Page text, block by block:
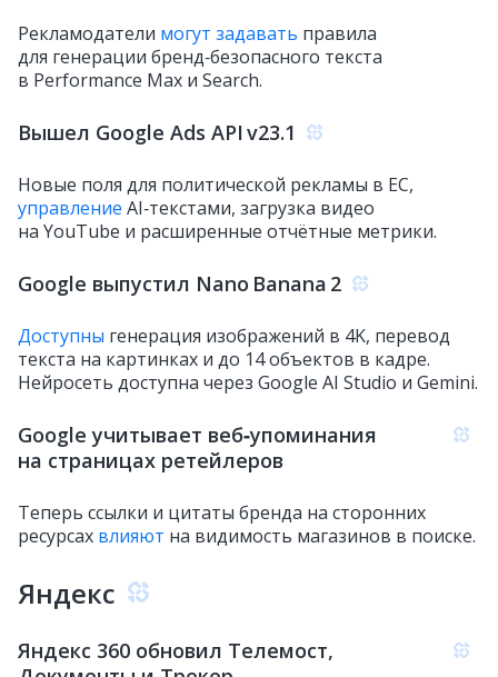
Рекламодатели могут задавать правила
для генерации бренд‑безопасного текста
в Performance Max и Search.
Вышел Google Ads API v23.1
Новые поля для политической рекламы в ЕС,
управление AI‑текстами, загрузка видео
на YouTube и расширенные отчётные метрики.
Google выпустил Nano Banana 2
Доступны генерация изображений в 4K, перевод
текста на картинках и до 14 объектов в кадре.
Нейросеть доступна через Google AI Studio и Gemini.
Google учитывает веб‑упоминания
на страницах ретейлеров
Теперь ссылки и цитаты бренда на сторонних
ресурсах влияют на видимость магазинов в поиске.
Яндекс
Яндекс 360 обновил Телемост,